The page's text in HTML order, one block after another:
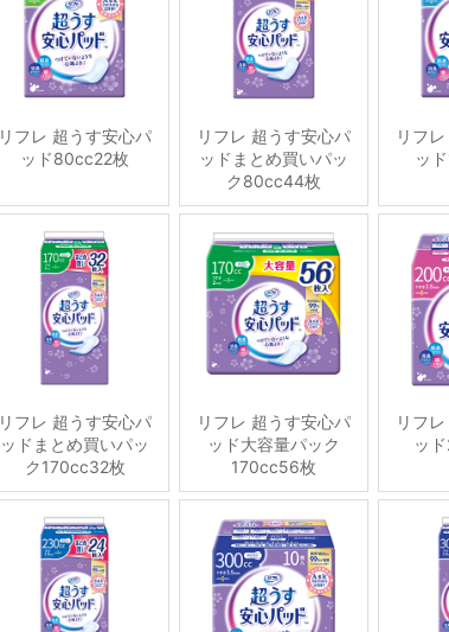
リフレ 超うす安心パ
ッド80cc22枚
リフレ 超うす安心パ
ッドまとめ買いパッ
ク80cc44枚
リフ
ッ
リフレ 超うす安心パ
ッドまとめ買いパッ
ク170cc32枚
リフレ 超うす安心パ
ッド大容量パック
170cc56枚
リフ
ッ